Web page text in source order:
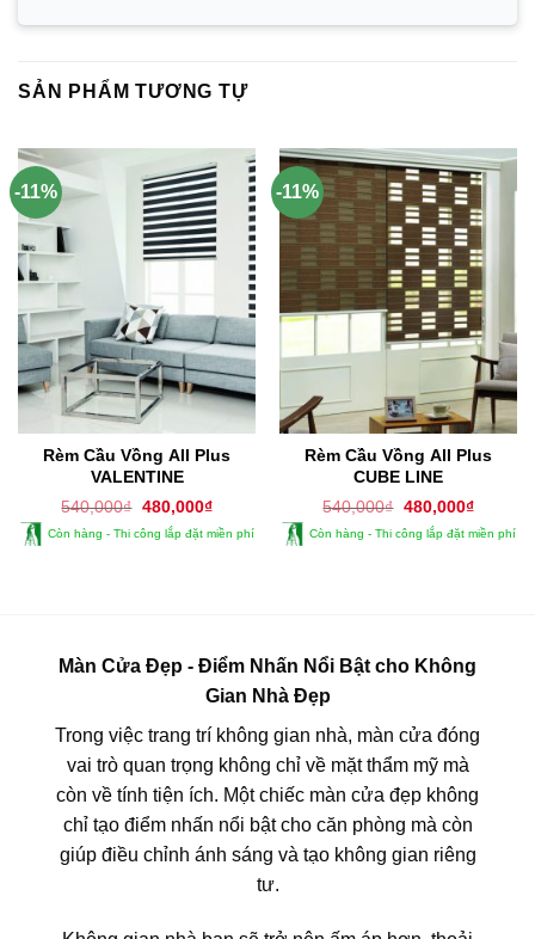
SẢN PHẨM TƯƠNG TỰ
-11%
Rèm Cầu Vồng All Plus
VALENTINE
540,000₫ Giá
là:
480,000₫Giá
tại
Còn hàng - Thi công lắp đặt miền phí
-11%
Rèm Cầu Vồng All Plus
CUBE LINE
540,000₫ Giá
là:
480,000₫Giá
tại
Còn hàng - Thi công lắp đặt miền phí
Màn Cửa Đẹp - Điểm Nhấn Nổi Bật cho Không
Gian Nhà Đẹp
Trong việc trang trí không gian nhà, màn cửa đóng
vai trò quan trọng không chỉ về mặt thẩm mỹ mà
còn về tính tiện ích. Một chiếc màn cửa đẹp không
chỉ tạo điểm nhấn nổi bật cho căn phòng mà còn
giúp điều chỉnh ánh sáng và tạo không gian riêng
tư.